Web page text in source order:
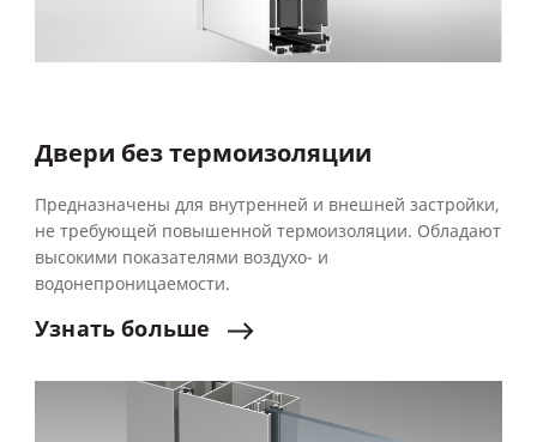
Двери без термоизоляции
Предназначены для внутренней и внешней застройки,
не требующей повышенной термоизоляции. Обладают
высокими показателями воздухо- и
водонепроницаемости.
Узнать больше